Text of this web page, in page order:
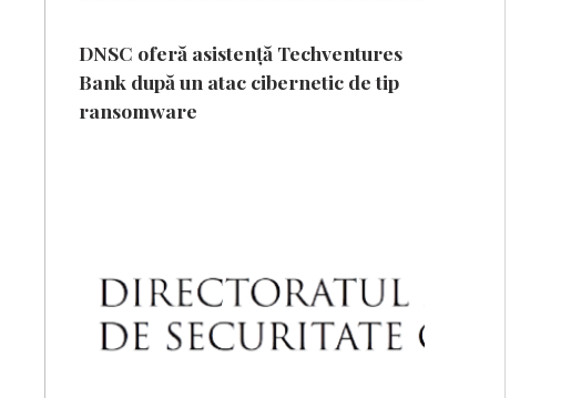
DNSC oferă asistență Techventures
Bank după un atac cibernetic de tip
ransomware